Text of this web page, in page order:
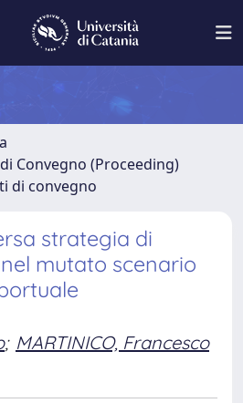
Convegno (Proceeding)
di convegno
strategia di
mutato scenario
; MARTINICO, Francesco